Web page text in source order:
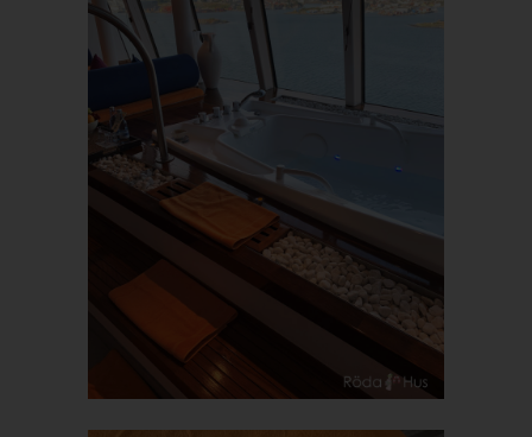
Provider des zugreifenden Systems und (8) sonstige ähnliche
Daten und Informationen, die der Gefahrenabwehr im Falle von
Angriffen auf unsere informationstechnologischen Systeme
Bei der Nutzung dieser allgemeinen Daten und Informationen
ziehen wird keine Rückschlüsse auf die betroffene Person.
Diese Informationen werden vielmehr benötigt, um (1) die
Inhalte unserer Internetseite korrekt auszuliefern, (2) die Inhalte
unserer Internetseite sowie die Werbung für diese zu
optimieren, (3) die dauerhafte Funktionsfähigkeit unserer
informationstechnologischen Systeme und der Technik unserer
Internetseite zu gewährleisten sowie (4) um
Strafverfolgungsbehörden im Falle eines Cyberangriffes die zur
Strafverfolgung notwendigen Informationen bereitzustellen.
Diese anonym erhobenen Daten und Informationen werden